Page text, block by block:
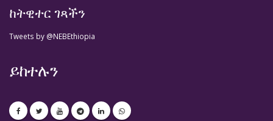
ከትዊተር ገጻችን
Tweets by @NEBEthiopia
ይከተሉን